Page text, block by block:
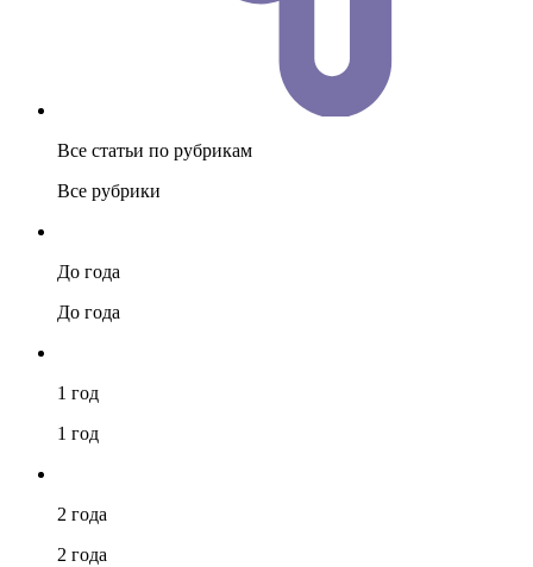
Все статьи по рубрикам
Все рубрики
До года
До года
1 год
1 год
2 года
2 года